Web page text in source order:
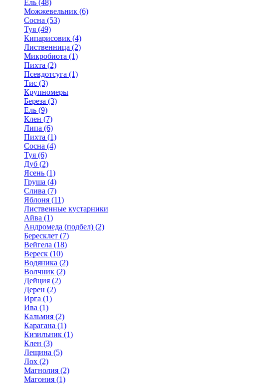
Ель (48)
Можжевельник (6)
Сосна (53)
Туя (49)
Кипарисовик (4)
Лиственница (2)
Микробиота (1)
Пихта (2)
Псевдотсуга (1)
Тис (3)
Крупномеры
Береза (3)
Ель (9)
Клен (7)
Липа (6)
Пихта (1)
Сосна (4)
Туя (6)
Дуб (2)
Ясень (1)
Груша (4)
Слива (7)
Яблоня (11)
Лиственные кустарники
Айва (1)
Андромеда (подбел) (2)
Бересклет (7)
Вейгела (18)
Вереск (10)
Водяника (2)
Волчник (2)
Дейция (2)
Дерен (2)
Ирга (1)
Ива (1)
Кальмия (2)
Карагана (1)
Кизильник (1)
Клен (3)
Лещина (5)
Лох (2)
Магнолия (2)
Магония (1)